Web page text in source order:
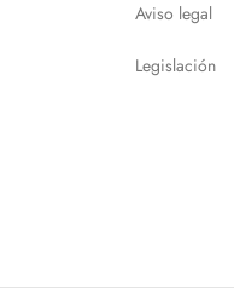
Aviso legal
Legislación